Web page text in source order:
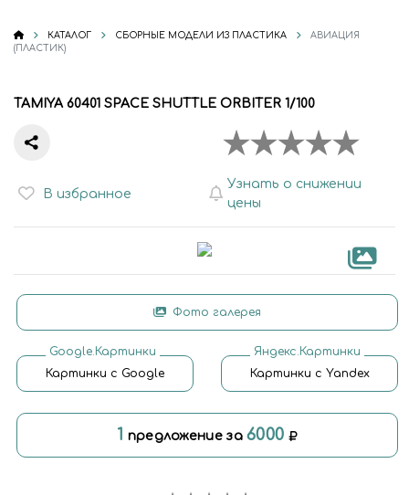
КАТАЛОГ СБОРНЫЕ МОДЕЛИ ИЗ ПЛАСТИКА
АВИАЦИЯ
(ПЛАСТИК)
TAMIYA 60401 SPACE SHUTTLE ORBITER 1/100
В избранное
Узнать о снижении
цены
Фото галерея
Google.Картинки
Картинки с Google
Яндекс.Картинки
Картинки с Yandex
1 предложение за6000